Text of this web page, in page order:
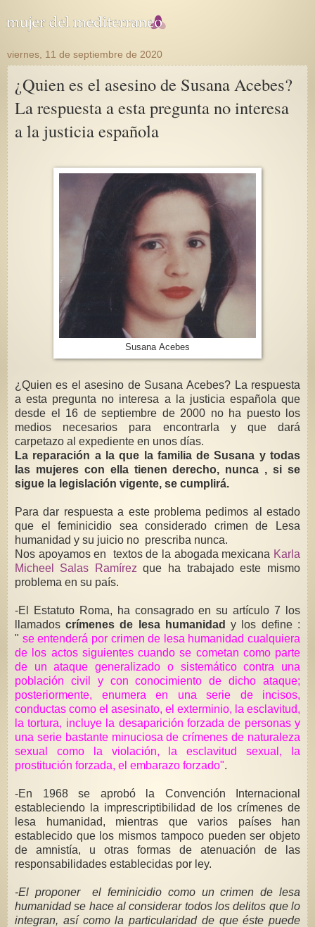
viernes, 11 de septiembre de 2020
¿Quien es el asesino de Susana Acebes?
La respuesta a esta pregunta no interesa
a la justicia española
Susana Acebes
¿Quien es el asesino de Susana Acebes? La respuesta
a esta pregunta no interesa a la justicia española que
desde el 16 de septiembre de 2000 no ha puesto los
medios necesarios para encontrarla y que dará
carpetazo al expediente en unos días.
La reparación a la que la familia de Susana y todas
las mujeres con ella tienen derecho, nunca , si se
sigue la legislación vigente, se cumplirá.
Para dar respuesta a este problema pedimos al estado
que el feminicidio sea considerado crimen de Lesa
humanidad y su juicio no prescriba nunca.
Nos apoyamos en textos de la abogada mexicana Karla
Micheel Salas Ramírez que ha trabajado este mismo
problema en su país.
-El Estatuto Roma, ha consagrado en su artículo 7 los
llamados crímenes de lesa humanidad y los define :
" se entenderá por crimen de lesa humanidad cualquiera
de los actos siguientes cuando se cometan como parte
de un ataque generalizado o sistemático contra una
población civil y con conocimiento de dicho ataque;
posteriormente, enumera en una serie de incisos,
conductas como el asesinato, el exterminio, la esclavitud,
la tortura, incluye la desaparición forzada de personas y
una serie bastante minuciosa de crímenes de naturaleza
sexual como la violación, la esclavitud sexual, la
prostitución forzada, el embarazo forzado".
-En 1968 se aprobó la Convención Internacional
estableciendo la imprescriptibilidad de los crímenes de
lesa humanidad, mientras que varios países han
establecido que los mismos tampoco pueden ser objeto
de amnistía, u otras formas de atenuación de las
responsabilidades establecidas por ley.
-El proponer el feminicidio como un crimen de lesa
humanidad se hace al considerar todos los delitos que lo
integran, así como la particularidad de que éste puede